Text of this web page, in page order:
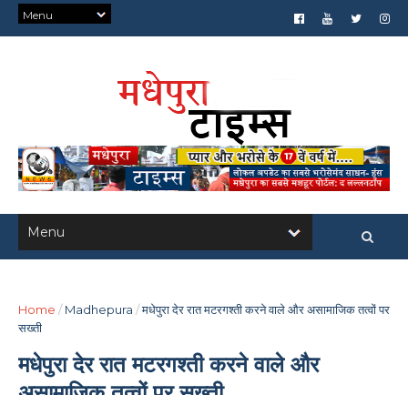
Home / Madhepura /मधेपुरा देर रात मटरगश्ती करने वाले और असामाजिक तत्वों पर
सख्ती
मधेपुरा देर रात मटरगश्ती करने वाले और